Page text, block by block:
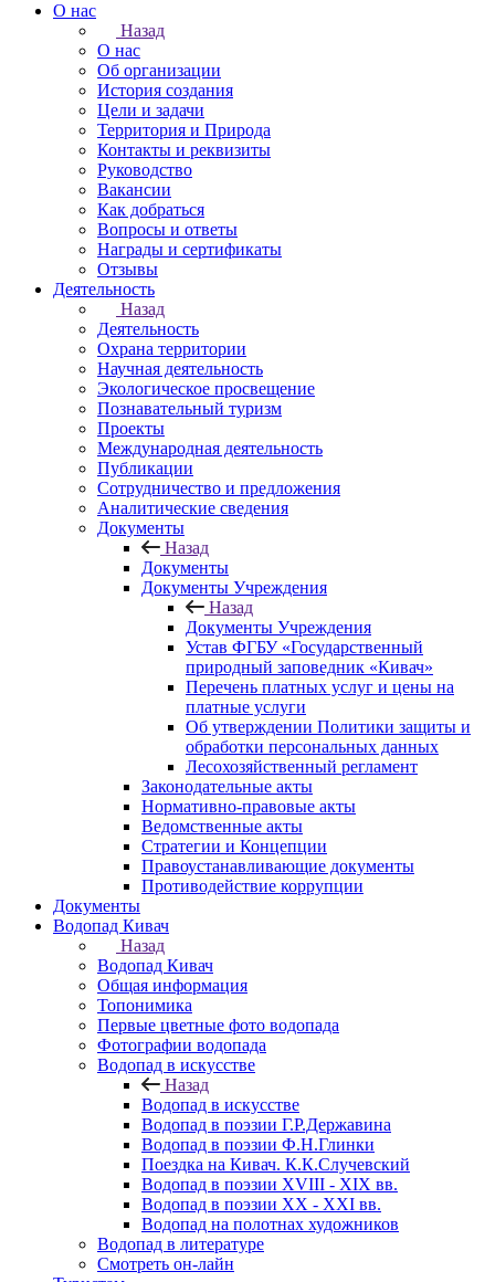
О нас
Назад
О нас
Об организации
История создания
Цели и задачи
Территория и Природа
Контакты и реквизиты
Руководство
Вакансии
Как добраться
Вопросы и ответы
Награды и сертификаты
Отзывы
Деятельность
Назад
Деятельность
Охрана территории
Научная деятельность
Экологическое просвещение
Познавательный туризм
Проекты
Международная деятельность
Публикации
Сотрудничество и предложения
Аналитические сведения
Документы
Назад
Документы
Документы Учреждения
Назад
Документы Учреждения
Устав ФГБУ «Государственный
природный заповедник «Кивач»
Перечень платных услуг и цены на
платные услуги
Об утверждении Политики защиты и
обработки персональных данных
Лесохозяйственный регламент
Законодательные акты
Нормативно-правовые акты
Ведомственные акты
Стратегии и Концепции
Правоустанавливающие документы
Противодействие коррупции
Документы
Водопад Кивач
Назад
Водопад Кивач
Общая информация
Топонимика
Первые цветные фото водопада
Фотографии водопада
Водопад в искусстве
Назад
Водопад в искусстве
Водопад в поэзии Г.Р.Державина
Водопад в поэзии Ф.Н.Глинки
Поездка на Кивач. К.К.Случевский
Водопад в поэзии XVIII - XIX вв.
Водопад в поэзии XX - XXI вв.
Водопад на полотнах художников
Водопад в литературе
Смотреть он-лайн